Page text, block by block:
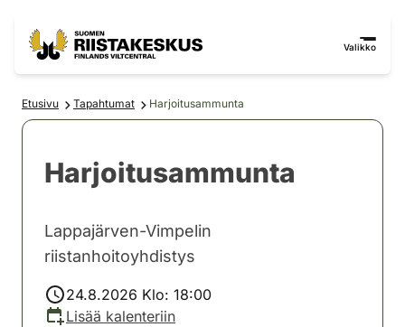
Valikko
Etusivu Tapahtumat Harjoitusammunta
Harjoitusammunta
Lappajärven-Vimpelin
riistanhoitoyhdistys
24.8.2026 Klo: 18:00
Lisää kalenteriin